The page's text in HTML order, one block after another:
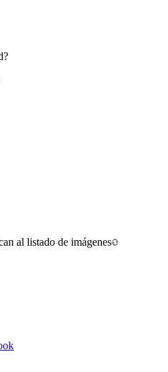
al listado de imágenes